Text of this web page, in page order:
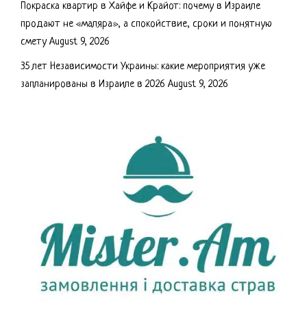
Покраска квартир в Хайфе и Крайот: почему в Израиле
продают не «маляра», а спокойствие, сроки и понятную
смету August 9, 2026
35 лет Независимости Украины: какие мероприятия уже
запланированы в Израиле в 2026 August 9, 2026